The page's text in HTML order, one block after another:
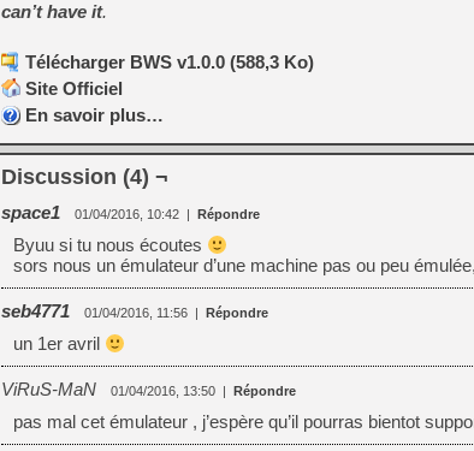
can’t have it.
Télécharger BWS v1.0.0 (588,3 Ko)
Site Officiel
En savoir plus…
Discussion (4) ¬
space1 01/04/2016, 10:42 | Répondre
Byuu si tu nous écoutes
sors nous un émulateur d’une machine pas ou peu
seb4771 01/04/2016, 11:56 | Répondre
un 1er avril
ViRuS-MaN 01/04/2016, 13:50 | Répondre
pas mal cet émulateur , j’espère qu’il pourras bientot